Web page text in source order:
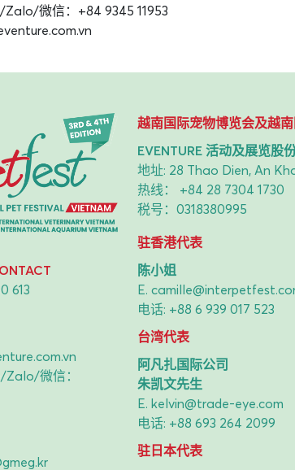
微信：+84 9345 11953
越南国际宠物博览会及越
EVENTURE 活动及展览股
地址: 28 Thao Dien, An
热线： +84 28 7304 1730
税号：0318380995
613
微信：
驻香港代表
陈小姐
E.
电话: +88 6 939 017 523
台湾代表
阿凡扎国际公司
朱凯文先生
E. kelvin@trade-eye.com
电话: +88 693 264 2099
驻日本代表